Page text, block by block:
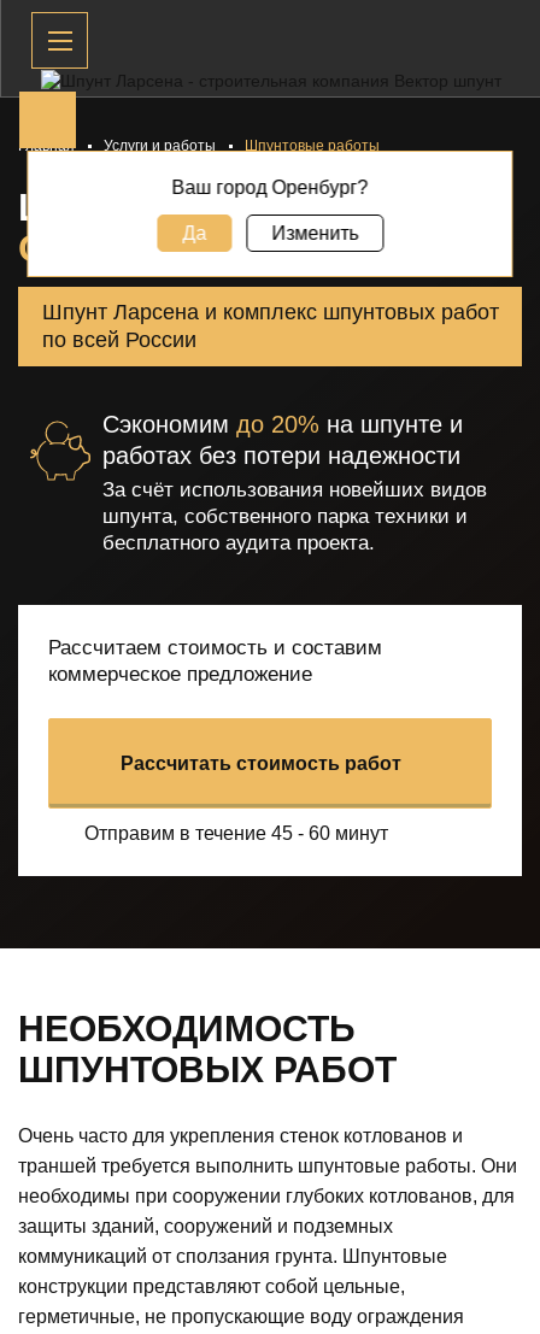
Главная Услуги и работы Шпунтовые работы
ШПУНТОВЫЕ РАБОТЫ В
ОРЕНБУРГЕ
Шпунт Ларсена и комплекс шпунтовых работ
по всей России
Сэкономим до 20% на шпунте и
работах без потери надежности
За счёт использования новейших видов
шпунта, собственного парка техники и
бесплатного аудита проекта.
Рассчитаем стоимость и составим
коммерческое предложение
Рассчитать стоимость работ
Отправим в течение 45 - 60 минут
НЕОБХОДИМОСТЬ
ШПУНТОВЫХ РАБОТ
Очень часто для укрепления стенок котлованов и
траншей требуется выполнить шпунтовые работы. Они
необходимы при сооружении глубоких котлованов, для
защиты зданий, сооружений и подземных
коммуникаций от сползания грунта. Шпунтовые
конструкции представляют собой цельные,
герметичные, не пропускающие воду ограждения
Ваш город Оренбург?
Да Изменить